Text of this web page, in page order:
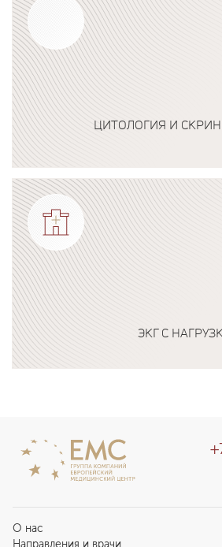
ЦИТОЛОГИЯ И
Подробнее о программе
ЭКГ С
О нас
Направления и врачи